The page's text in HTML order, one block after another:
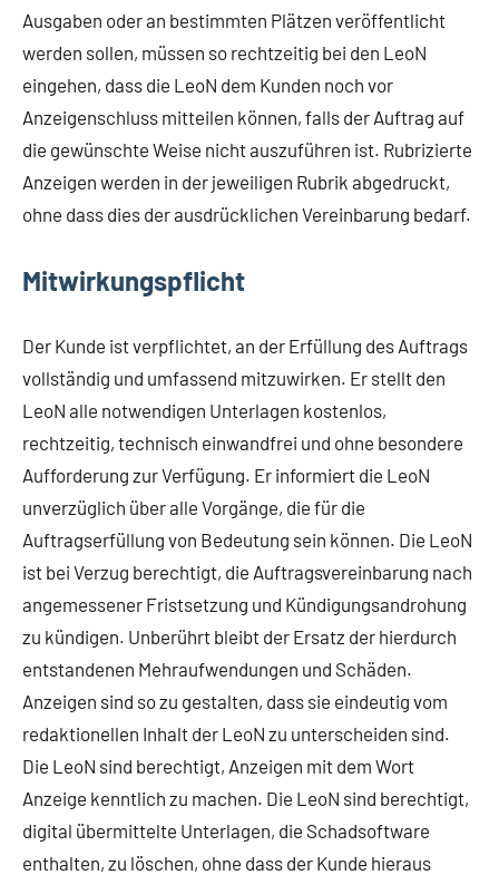
Ausgaben oder an bestimmten Plätzen veröffentlicht
werden sollen, müssen so rechtzeitig bei den LeoN
eingehen, dass die LeoN dem Kunden noch vor
Anzeigenschluss mitteilen können, falls der Auftrag auf
die gewünschte Weise nicht auszuführen ist. Rubrizierte
Anzeigen werden in der jeweiligen Rubrik abgedruckt,
ohne dass dies der ausdrücklichen Vereinbarung bedarf.
Mitwirkungspflicht
Der Kunde ist verpflichtet, an der Erfüllung des Auftrags
vollständig und umfassend mitzuwirken. Er stellt den
LeoN alle notwendigen Unterlagen kostenlos,
rechtzeitig, technisch einwandfrei und ohne besondere
Aufforderung zur Verfügung. Er informiert die LeoN
unverzüglich über alle Vorgänge, die für die
Auftragserfüllung von Bedeutung sein können. Die LeoN
ist bei Verzug berechtigt, die Auftragsvereinbarung nach
angemessener Fristsetzung und Kündigungsandrohung
zu kündigen. Unberührt bleibt der Ersatz der hierdurch
entstandenen Mehraufwendungen und Schäden.
Anzeigen sind so zu gestalten, dass sie eindeutig vom
redaktionellen Inhalt der LeoN zu unterscheiden sind.
Die LeoN sind berechtigt, Anzeigen mit dem Wort
Anzeige kenntlich zu machen. Die LeoN sind berechtigt,
digital übermittelte Unterlagen, die Schadsoftware
enthalten, zu löschen, ohne dass der Kunde hieraus